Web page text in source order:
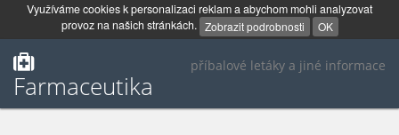
Využíváme cookies k personalizaci reklam a abychom mohli analyzovat
provoz na našich stránkách. Zobrazit podrobnosti OK
příbalové letáky a jiné informace
Farmaceutika